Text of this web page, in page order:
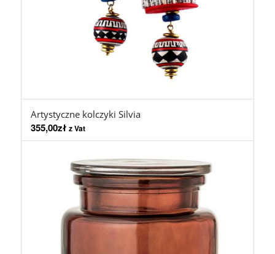
Artystyczne kolczyki Silvia
355,00zł z Vat